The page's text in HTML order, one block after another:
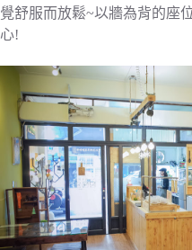
覺舒服而放鬆~以牆為背的座
心!